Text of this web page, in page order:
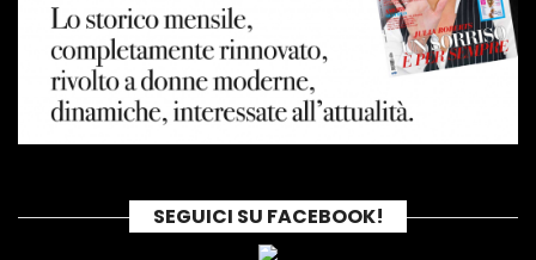
SEGUICI SU FACEBOOK!